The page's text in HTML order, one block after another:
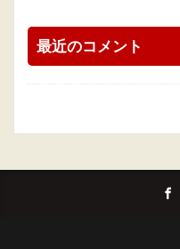
最近のコメント